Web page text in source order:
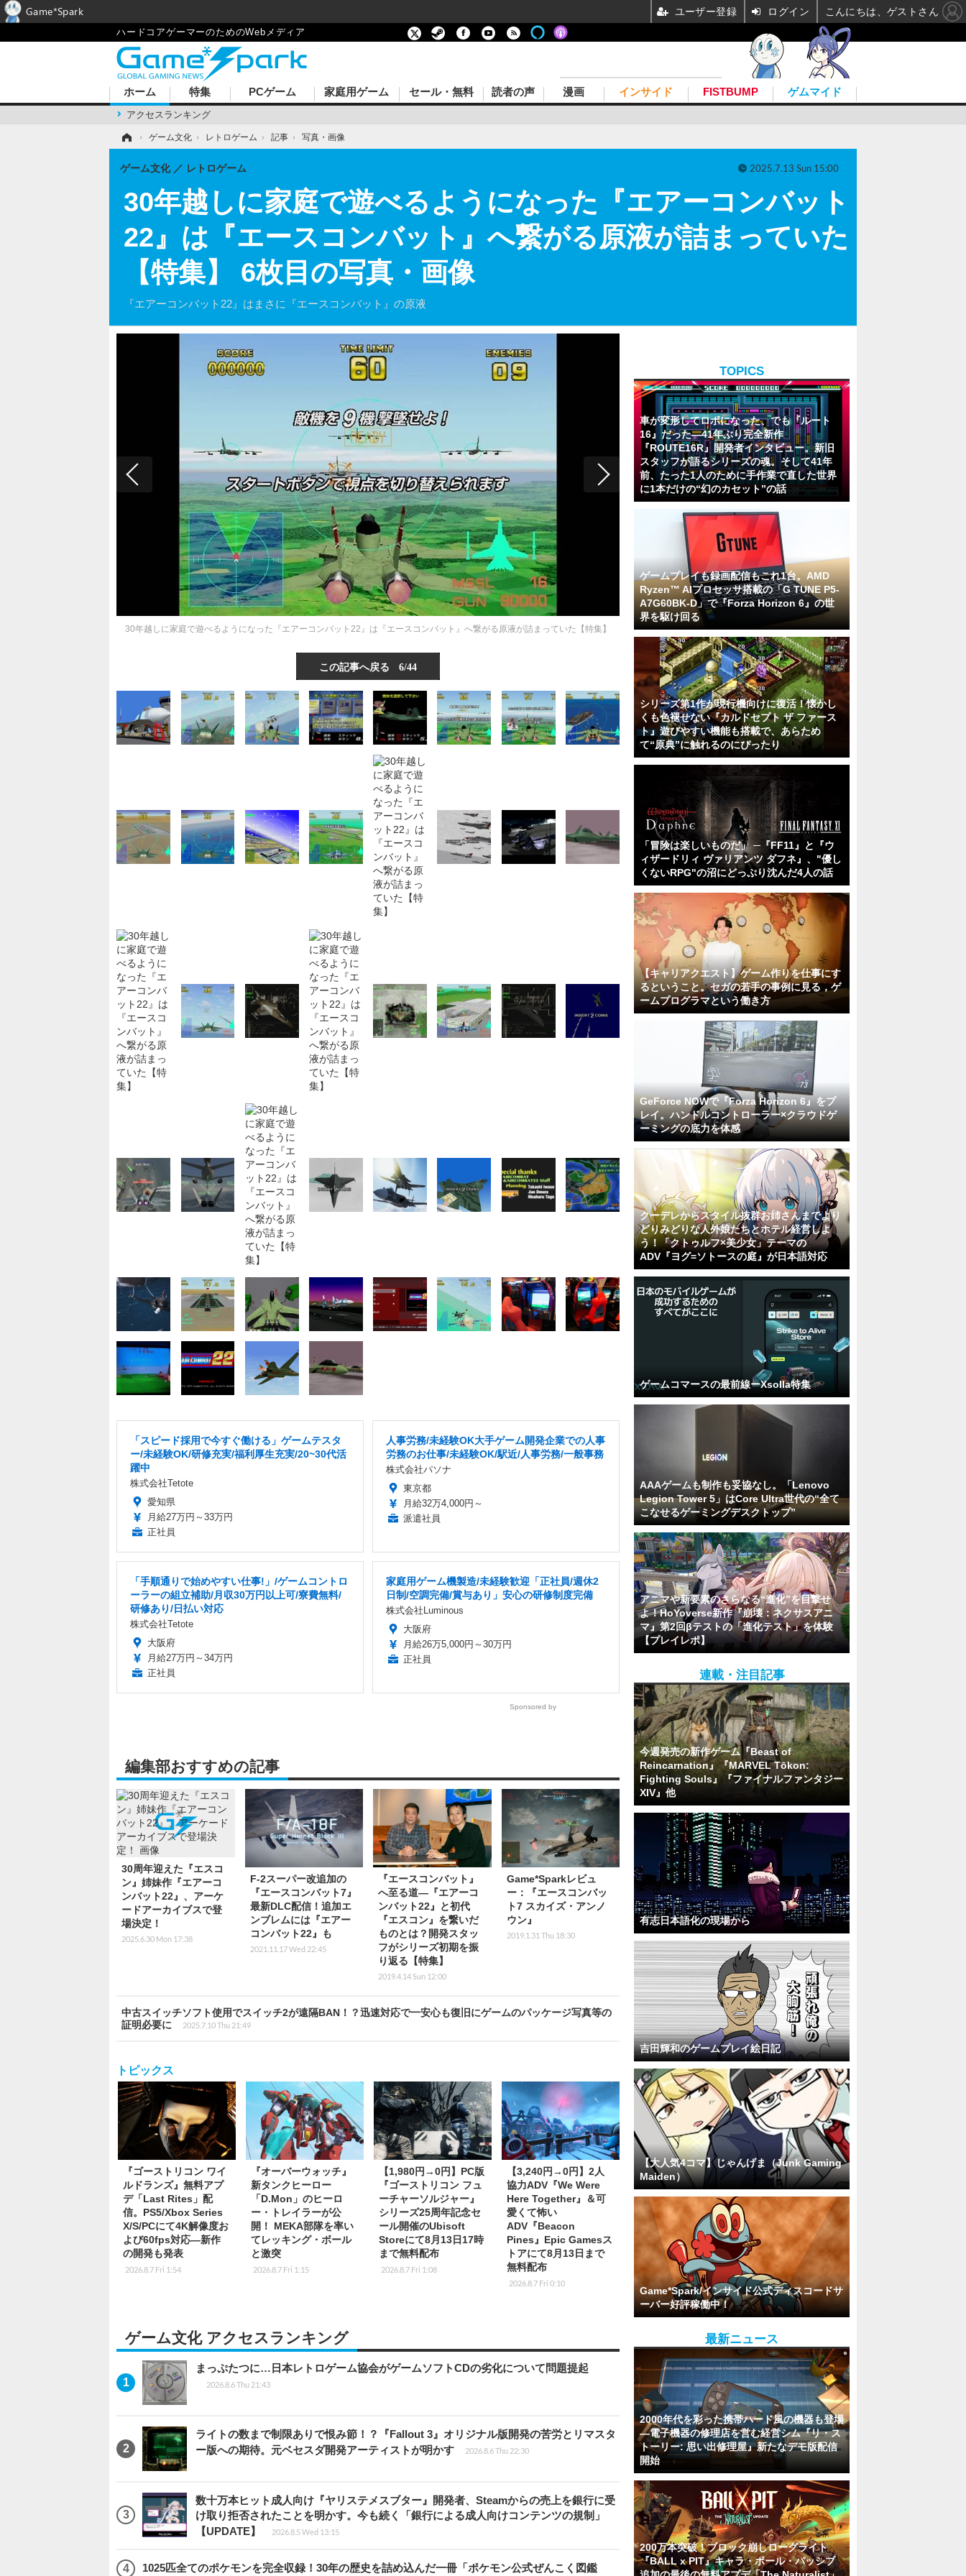
ハードコアゲーマーのためのWebメディア
ホーム
アクセスランキング
特集 PCゲーム 家庭用ゲーム セール・無料 読者の声 漫画 インサイド FISTBUMP ゲムマイド
› ゲーム文化 › レトロゲーム › 記事 › 写真・画像
30年越しに家庭で遊べるようになった『エアーコンバット
22』は『エースコンバット』へ繋がる原液が詰まっていた
【特集】 6枚目の写真・画像
『エアーコンバット22』はまさに『エースコンバット』の原液
ゲーム文化 レトロゲーム 2025.7.13 Sun 15:00
30年越しに家庭で遊べるようになった『エアーコンバット22』は『エースコンバット』へ繋がる原液が詰まっていた【特集】
この記事へ戻る 6/44
「スピード採用で今すぐ働ける」ゲームテスタ
ー/未経験OK/研修充実/福利厚生充実/20~30代活
躍中
株式会社Tetote
愛知県
月給27万円～33万円
正社員
人事労務/未経験OK大手ゲーム開発企業での人事
労務のお仕事/未経験OK/駅近/人事労務/一般事務
株式会社パソナ
東京都
月給32万4,000円～
派遣社員
「手順通りで始めやすい仕事!」/ゲームコントロ
ーラーの組立補助/月収30万円以上可/寮費無料/
研修あり/日払い対応
株式会社Tetote
大阪府
月給27万円～34万円
正社員
家庭用ゲーム機製造/未経験歓迎「正社員/週休2
日制/空調完備/賞与あり」安心の研修制度完備
株式会社Luminous
大阪府
月給26万5,000円～30万円
正社員
Sponsored by
編集部おすすめの記事
30周年迎えた『エスコ
ン』姉妹作『エアーコ
ンバット22』、アーケ
ードアーカイブスで登
場決定！
2025.6.30 Mon 17:38
F-2スーパー改追加の
『エースコンバット7』
最新DLC配信！追加エ
ンブレムには『エアー
コンバット22』も
2021.11.17 Wed 22:45
『エースコンバット』
へ至る道―『エアーコ
ンバット22』と初代
『エスコン』を繋いだ
ものとは？開発スタッ
フがシリーズ初期を振
り返る【特集】
2019.4.14 Sun 12:00
Game*Sparkレビュ
ー：『エースコンバッ
ト7 スカイズ・アンノ
ウン』
2019.1.31 Thu 18:30
中古スイッチソフト使用でスイッチ2が遠隔BAN！？迅速対応で一安心も復旧にゲームのパッケージ写真等の
証明必要に
2025.7.10 Thu 21:49
トピックス
『ゴーストリコン ワイ
ルドランズ』無料アプ
デ「Last Rites」配
信。PS5/Xbox Series
X/S/PCにて4K解像度お
よび60fps対応―新作
の開発も発表
2026.8.7 Fri 1:54
『オーバーウォッチ』
新タンクヒーロー
「D.Mon」のヒーロ
ー・トレイラーが公
開！ MEKA部隊を率い
てレッキング・ボール
と激突
2026.8.7 Fri 1:15
【1,980円→0円】PC版
『ゴーストリコン フュ
ーチャーソルジャー』
シリーズ25周年記念セ
ール開催のUbisoft
Storeにて8月13日17時
まで無料配布
2026.8.7 Fri 1:08
【3,240円→0円】2人
協力ADV『We Were
Here Together』＆可
愛くて怖い
ADV『Beacon
Pines』Epic Gamesス
トアにて8月13日まで
無料配布
2026.8.7 Fri 0:10
ゲーム文化 アクセスランキング
まっぷたつに…日本レトロゲーム協会がゲームソフトCDの劣化について問題提起
2026.8.6 Thu 21:43
ライトの数まで制限ありで恨み節！？『Fallout 3』オリジナル版開発の苦労とリマスタ
ー版への期待。元ベセスダ開発アーティストが明かす
2026.8.6 Thu 22:30
数十万本ヒット成人向け『ヤリステメスブター』開発者、Steamからの売上を銀行に受
け取り拒否されたことを明かす。今も続く「銀行による成人向けコンテンツの規制」
【UPDATE】
2026.8.5 Wed 13:15
1025匹全てのポケモンを完全収録！30年の歴史を詰め込んだ一冊「ポケモン公式ぜんこく図鑑
TOPICS
車が変形してロボになった、でも『ルート
16』だった―41年ぶり完全新作
『ROUTE16R』開発者インタビュー。新旧
スタッフが語るシリーズの魂。そして41年
前、たった1人のために手作業で直した世界
に1本だけの“幻のカセット”の話
ゲームプレイも録画配信もこれ1台。AMD
Ryzen™ AIプロセッサ搭載の「G TUNE P5-
A7G60BK-D」で『Forza Horizon 6』の世
界を駆け回る
シリーズ第1作が現行機向けに復活！懐かし
くも色褪せない『カルドセプト ザ ファース
ト』遊びやすい機能も搭載で、あらため
て“原典”に触れるのにぴったり
「冒険は楽しいものだ」 ─『FF11』と『ウ
ィザードリィ ヴァリアンツ ダフネ』、"優し
くないRPG"の沼にどっぷり沈んだ4人の話
【キャリアクエスト】ゲーム作りを仕事にす
るということ。セガの若手の事例に見る，ゲ
ームプログラマという働き方
GeForce NOWで『Forza Horizon 6』をプ
レイ。ハンドルコントローラー×クラウドゲ
ーミングの底力を体感
クーデレからスタイル抜群お姉さんまでより
どりみどりな人外娘たちとホテル経営しよ
う！「クトゥルフ×美少女」テーマの
ADV『ヨグ=ソトースの庭』が日本語対応
ゲームコマースの最前線ーXsolla特集
AAAゲームも制作も妥協なし。「Lenovo
Legion Tower 5」はCore Ultra世代の“全て
こなせるゲーミングデスクトップ”
アニマや新要素のさらなる“進化”を目撃せ
よ！HoYoverse新作『崩壊：ネクサスアニ
マ』第2回βテストの「進化テスト」を体験
【プレイレポ】
連載・注目記事
今週発売の新作ゲーム『Beast of
Reincarnation』『MARVEL Tōkon:
Fighting Souls』『ファイナルファンタジー
XIV』他
有志日本語化の現場から
吉田輝和のゲームプレイ絵日記
【大人気4コマ】じゃんげま（Junk Gaming
Maiden）
Game*Spark/インサイド公式ディスコードサ
ーバー好評稼働中！
最新ニュース
2000年代を彩った携帯ハード風の機器も登場
―電子機器の修理店を営む経営シム『リ・ス
トーリー: 思い出修理屋』新たなデモ版配信
開始
200万本突破！ブロック崩しローグライト
『BALL x PIT』キャラ・ボール・パッシブ
Game*Spark ユーザー登録 ログイン こんにちは、ゲストさん